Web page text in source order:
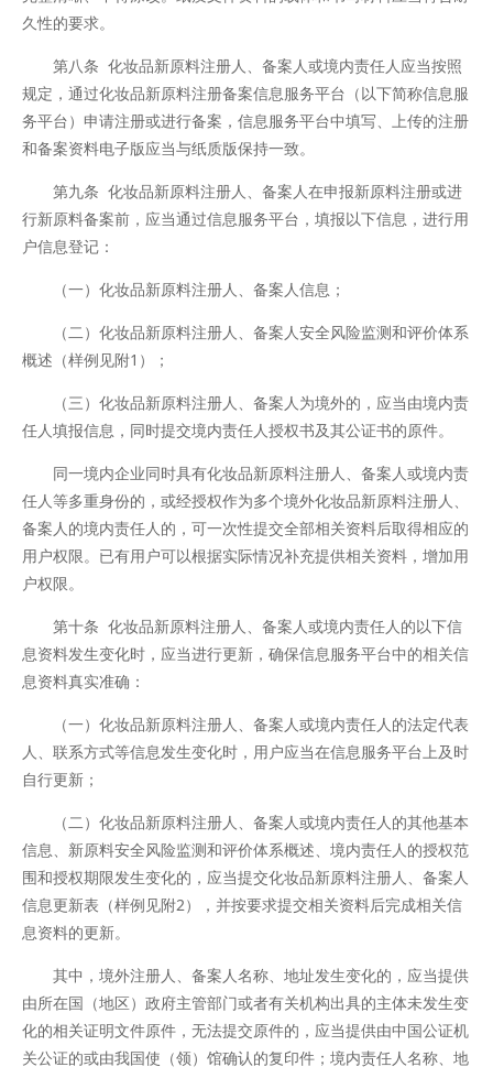
久性的要求。
第八条 化妆品新原料注册人、备案人或境内责任人应当按照
规定，通过化妆品新原料注册备案信息服务平台（以下简称信息服
务平台）申请注册或进行备案，信息服务平台中填写、上传的注册
和备案资料电子版应当与纸质版保持一致。
第九条 化妆品新原料注册人、备案人在申报新原料注册或进
行新原料备案前，应当通过信息服务平台，填报以下信息，进行用
户信息登记：
（一）化妆品新原料注册人、备案人信息；
（二）化妆品新原料注册人、备案人安全风险监测和评价体系
概述（样例见附1）；
（三）化妆品新原料注册人、备案人为境外的，应当由境内责
任人填报信息，同时提交境内责任人授权书及其公证书的原件。
同一境内企业同时具有化妆品新原料注册人、备案人或境内责
任人等多重身份的，或经授权作为多个境外化妆品新原料注册人、
备案人的境内责任人的，可一次性提交全部相关资料后取得相应的
用户权限。已有用户可以根据实际情况补充提供相关资料，增加用
户权限。
第十条 化妆品新原料注册人、备案人或境内责任人的以下信
息资料发生变化时，应当进行更新，确保信息服务平台中的相关信
息资料真实准确：
（一）化妆品新原料注册人、备案人或境内责任人的法定代表
人、联系方式等信息发生变化时，用户应当在信息服务平台上及时
自行更新；
（二）化妆品新原料注册人、备案人或境内责任人的其他基本
信息、新原料安全风险监测和评价体系概述、境内责任人的授权范
围和授权期限发生变化的，应当提交化妆品新原料注册人、备案人
信息更新表（样例见附2），并按要求提交相关资料后完成相关信
息资料的更新。
其中，境外注册人、备案人名称、地址发生变化的，应当提供
由所在国（地区）政府主管部门或者有关机构出具的主体未发生变
化的相关证明文件原件，无法提交原件的，应当提供由中国公证机
关公证的或由我国使（领）馆确认的复印件；境内责任人名称、地